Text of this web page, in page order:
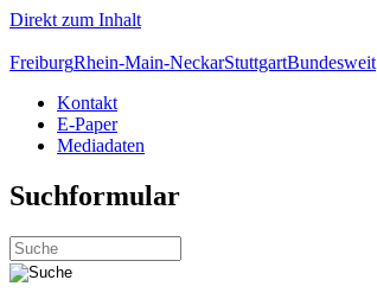
Direkt zum Inhalt
FreiburgRhein-Main-NeckarStuttgartBundesweit
Kontakt
E-Paper
Mediadaten
Suchformular